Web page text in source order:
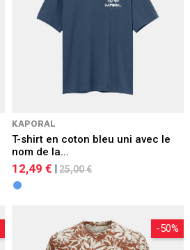
KAPORAL
T-shirt en coton bleu uni avec le
nom de la...
12,49 € |25,00 €
-50%